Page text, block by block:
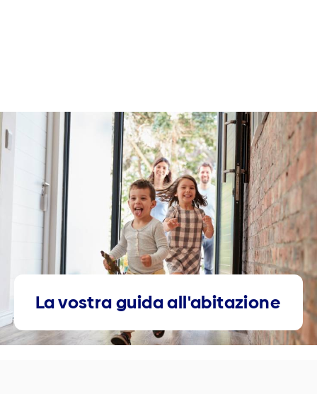
La vostra guida all'abitazione